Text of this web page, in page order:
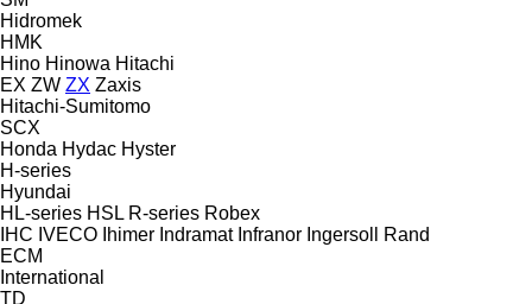
Hidromek
HMK
Hino Hinowa Hitachi
EX ZW ZX Zaxis
Hitachi-Sumitomo
SCX
Honda Hydac Hyster
H-series
Hyundai
HL-series HSL R-series Robex
IHC IVECO Ihimer Indramat Infranor Ingersoll Rand
ECM
International
TD